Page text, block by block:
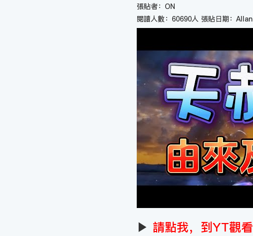
張貼者：ON
閱讀人數：60690人 張貼日期：Allan
▶ 請點我，到YT觀看